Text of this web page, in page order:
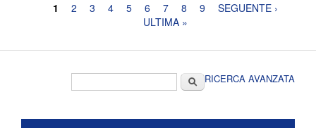
Pagine
1 2 3 4 5 6 7 8 9
SEGUENTE ›
ULTIMA »
CercaRICERCA AVANZATA